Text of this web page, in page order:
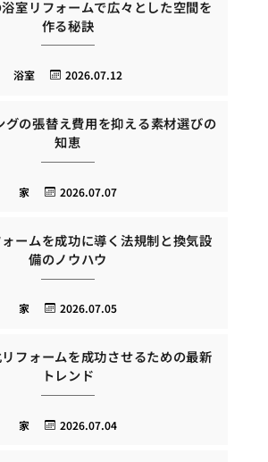
室リフォームで広々とした空間を
作る秘訣
2026.07.12
浴室
グの張替え費用を抑える素材選びの
知恵
2026.07.07
家
ームを成功に導く法規制と換気設
備のノウハウ
2026.07.05
家
フォームを成功させるための最新
トレンド
2026.07.04
家